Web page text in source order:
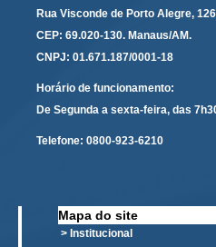
Carta de Serviços ao
Cartilhas
Cadastro de Peritos,
Calendários
Calendário Geral
Calendário das Sessões
Rua Visconde de Porto Alegre,
CEP: 69.020-130. Manaus/AM.
CNPJ: 01.671.187/0001-18
Horário de funcionamento:
De Segunda a sexta-feira, das
Telefone: 0800-923-6210
Mapa do site
> Institucional